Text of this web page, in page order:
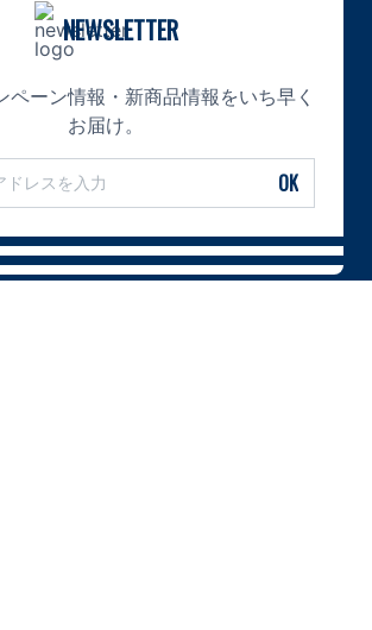
NEWSLETTER
ペーン情報・新商品情報をいち早く
お届け。
OK